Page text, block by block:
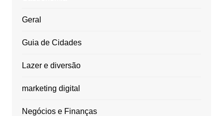
Geral
Guia de Cidades
Lazer e diversão
marketing digital
Negócios e Finanças